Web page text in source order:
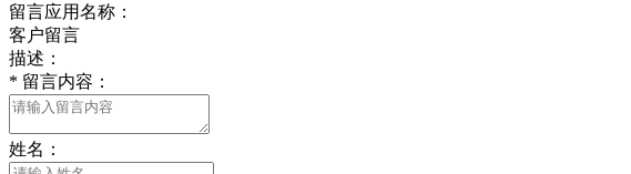
留言应用名称：
客户留言
描述：
* 留言内容：
姓名：